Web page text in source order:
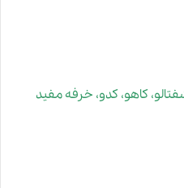
کاهو، کدو، خرفه مفید